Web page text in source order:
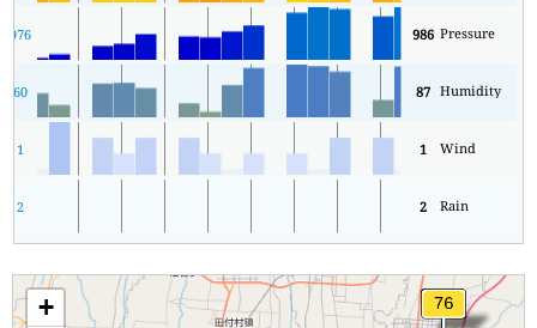
Pressure
986
976
Humidity
87
60
Wind
1
1
Rain
2
2
+